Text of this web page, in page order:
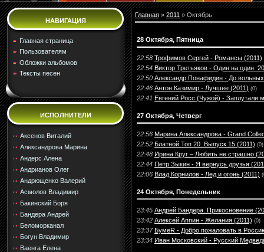
НАВИГАЦИЯ
Главная страница
Пользователям
Обложки альбомов
Тексты песен
ИСПОЛНИТЕЛИ
Аксенов Виталий
Александрова Марина
Андерс Алена
Андрианов Олег
Андрющенко Валерий
Асмолов Владимир
Бакинский Боря
Бандера Андрей
Беломорканал
Богун Владимир
Ваенга Елена
Главная » 2011 » Октябрь
28 Октября, Пятница
22:58 Трофимов Сергей - Романсы (2011)
22:54 Виктор Третьяков - Один на один.
22:50 Александр Понафидин - До
22:46 Антон Казимир - Лучшее (2011) (0)
22:41 Евгений Росс (Чужой) - Заплутали
27 Октября, Четверг
22:56 Марина Александрова - Grand
22:52 Блатной Топ 20. Выпуск 15 (2011) (0)
22:48 Ирина Круг – Любить не страшно
22:44 Петр Зыкин - Я вернусь друзья
22:06 Влад Корнилов - Лед и огонь (2011)
24 Октября, Понедельник
23:45 Андрей Бандера. Прикосновение
23:42 Алексей Аппин - Желания (2011) (0)
23:37 БумеR - Добро пожаловать в
23:34 Иван Московский - Русский